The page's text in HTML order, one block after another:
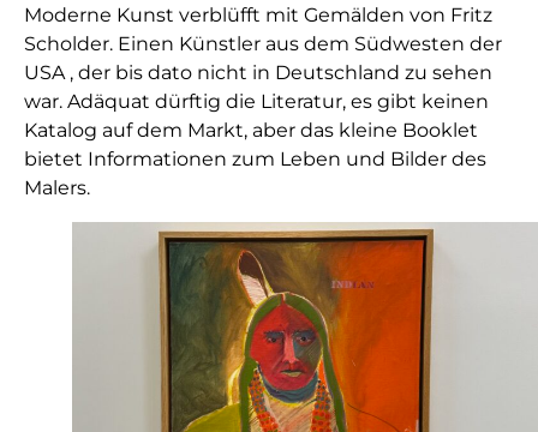
Moderne Kunst verblüfft mit Gemälden von Fritz
Scholder. Einen Künstler aus dem Südwesten der
USA , der bis dato nicht in Deutschland zu sehen
war. Adäquat dürftig die Literatur, es gibt keinen
Katalog auf dem Markt, aber das kleine Booklet
bietet Informationen zum Leben und Bilder des
Malers.